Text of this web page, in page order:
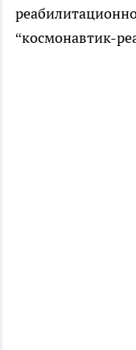
“космонавтик-